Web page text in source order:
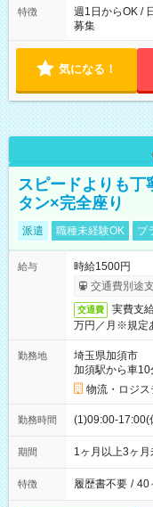
特徴
週1日からOK /
募集
気になる！
スピードよりも丁
タン×完全座り
派遣 職種未経験OK ブ
給与
時給1500円
交通費別途
交通費
実費支
万円／月※規定
勤務地
埼玉県加須市
加須駅から車10
物流・ロジス
勤務時間 (1)09:00-17:00(
期間 1ヶ月以上3ヶ
特徴 履歴書不要 / 40